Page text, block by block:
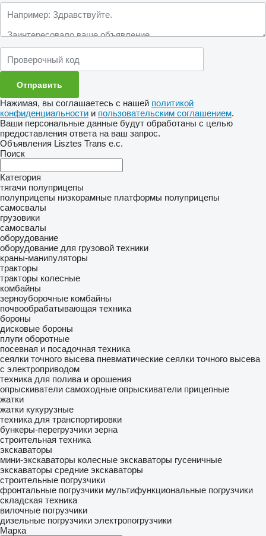
Нажимая, вы соглашаетесь с нашей политикой
конфиденциальности и пользовательским соглашением.
Ваши персональные данные будут обработаны с целью
предоставления ответа на ваш запрос.
Объявления Lisztes Trans e.c.
Поиск
Категория
тягачи полуприцепы
полуприцепы низкорамные платформы полуприцепы
самосвалы
грузовики
самосвалы
оборудование
оборудование для грузовой техники
краны-манипуляторы
тракторы
тракторы колесные
комбайны
зерноуборочные комбайны
почвообрабатывающая техника
бороны
дисковые бороны
плуги оборотные
посевная и посадочная техника
сеялки точного высева пневматические сеялки точного высева
с электроприводом
техника для полива и орошения
опрыскиватели самоходные опрыскиватели прицепные
жатки
жатки кукурузные
техника для транспортировки
бункеры-перегрузчики зерна
строительная техника
экскаваторы
мини-экскаваторы колесные экскаваторы гусеничные
экскаваторы средние экскаваторы
строительные погрузчики
фронтальные погрузчики мультифункциональные погрузчики
складская техника
вилочные погрузчики
дизельные погрузчики электропогрузчики
Марка